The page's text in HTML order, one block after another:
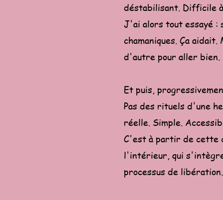
déstabilisant. Difficile
J'ai alors tout essayé :
chamaniques. Ça
d'autre pour aller bien.
Et puis,
Pas des rituels d'une
réelle. Simple.
C'est à partir de cette
l'intérieur, qui
processus de